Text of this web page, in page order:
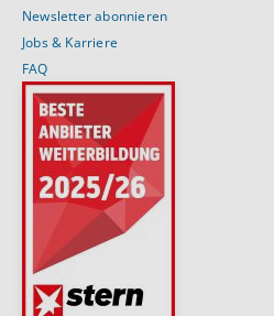
Newsletter abonnieren
Jobs & Karriere
FAQ